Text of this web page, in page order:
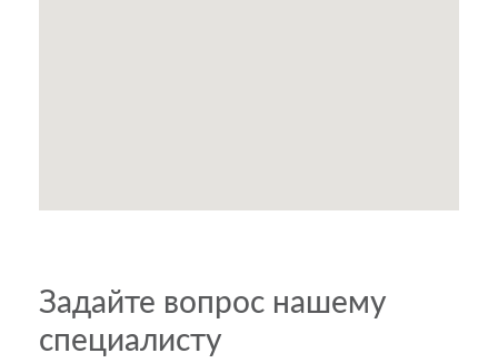
Задайте вопрос нашему
специалисту